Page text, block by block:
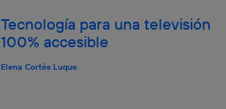
Tecnología para una televisión
100% accesible
Elena Cortés Luque